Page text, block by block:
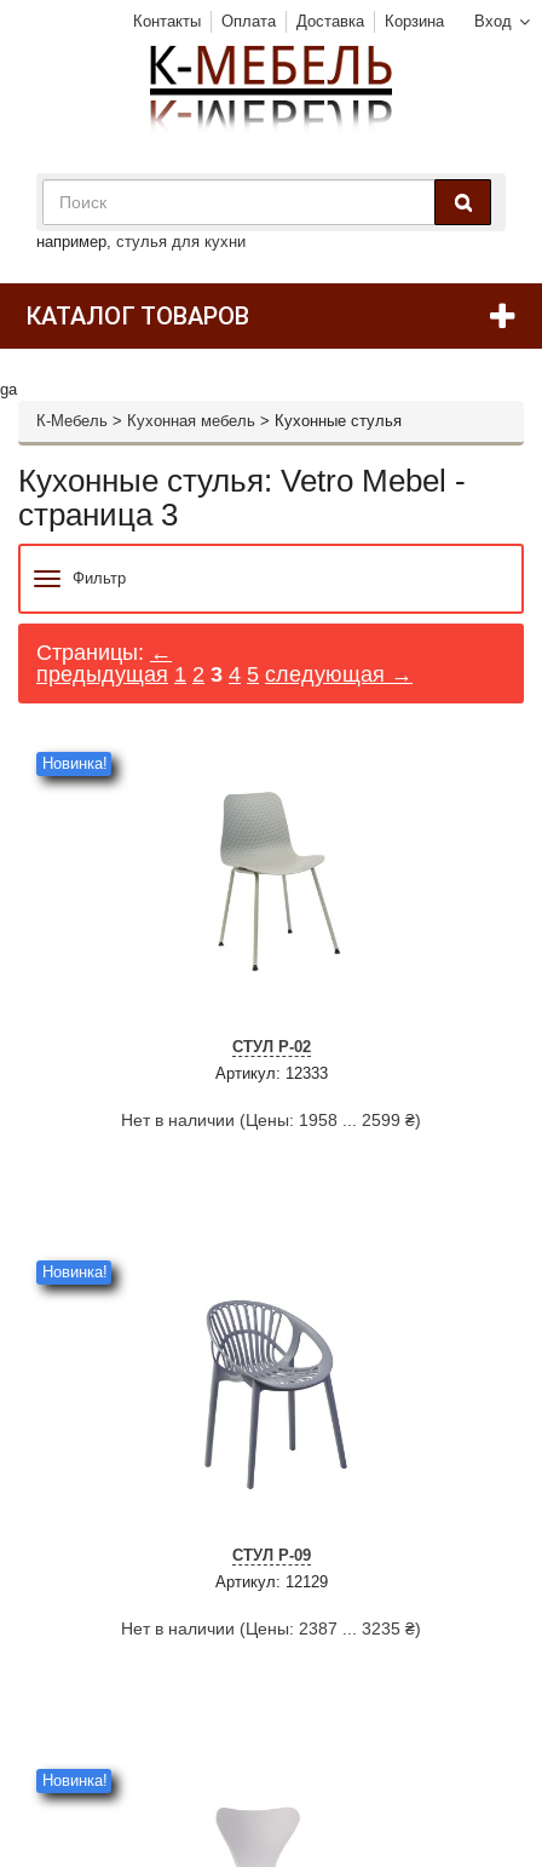
Вход
Контакты Оплата Доставка Корзина
например, стулья для кухни
КАТАЛОГ ТОВАРОВ
ga
К-Мебель > Кухонная мебель > Кухонные стулья
Кухонные стулья: Vetro Mebel -
страница 3
Фильтр
Страницы: ←
предыдущая 1 2 3 4 5 следующая →
Новинка!
СТУЛ P-02
Артикул: 12333
Нет в наличии (Цены: 1958 ... 2599 ₴)
Новинка!
СТУЛ P-09
Артикул: 12129
Нет в наличии (Цены: 2387 ... 3235 ₴)
Новинка!